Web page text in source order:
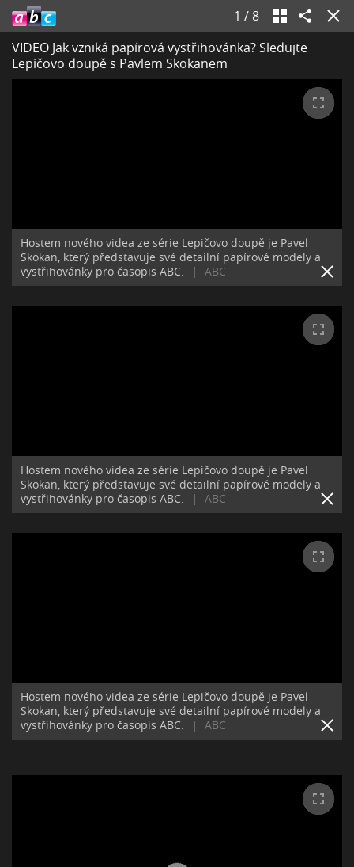
1 / 8
VIDEO Jak vzniká papírová vystřihovánka? Sledujte
Lepičovo doupě s Pavlem Skokanem
Hostem nového videa ze série Lepičovo doupě je Pavel
Skokan, který představuje své detailní papírové modely a
vystřihovánky pro časopis ABC.
| ABC
Hostem nového videa ze série Lepičovo doupě je Pavel
Skokan, který představuje své detailní papírové modely a
vystřihovánky pro časopis ABC.
| ABC
Hostem nového videa ze série Lepičovo doupě je Pavel
Skokan, který představuje své detailní papírové modely a
vystřihovánky pro časopis ABC.
| ABC